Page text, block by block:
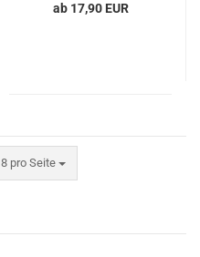
Tischaufsteller
ab 17,90 EUR
8 pro Seite
pro Seite